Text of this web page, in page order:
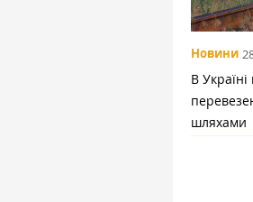
Новини
В
шляхами